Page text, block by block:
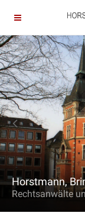
Horstmann,
Rechtsanwälte